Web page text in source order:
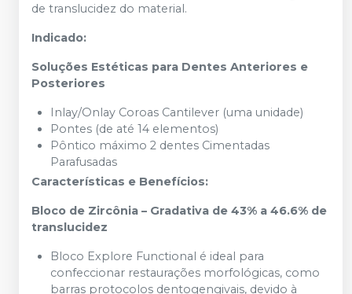
de translucidez do material.
Indicado:
Soluções Estéticas para Dentes Anteriores e
Posteriores
Inlay/Onlay Coroas Cantilever (uma unidade)
Pontes (de até 14 elementos)
Pôntico máximo 2 dentes Cimentadas
Parafusadas
Características e Benefícios:
Bloco de Zircônia – Gradativa de 43% a 46.6% de
translucidez
Bloco Explore Functional é ideal para
confeccionar restaurações morfológicas, como
barras protocolos dentogengivais, devido à